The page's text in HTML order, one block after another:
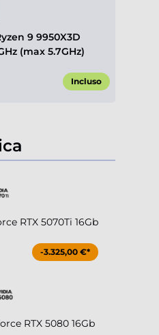
9 9950X3D
(max 5.7GHz)
Incluso
RTX 5070Ti 16Gb
-3.325,00 €*
RTX 5080 16Gb